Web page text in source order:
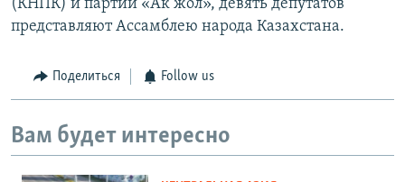
(КНПК) и партии «Ак жол», девять депутатов
представляют Ассамблею народа Казахстана.
Поделиться Follow us
Вам будет интересно